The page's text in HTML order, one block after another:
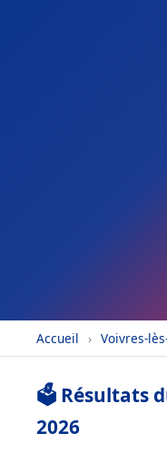
Accueil › Voivres-
🗳️ Résultats
2026